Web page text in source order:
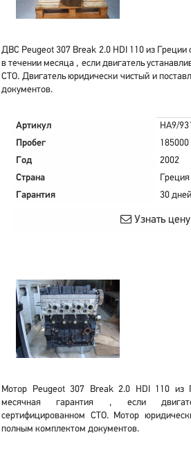
ДВС Peugeot 307 Break 2.0 HDI 110 из Греции
в течении месяца , если двигатель
СТО. Двигатель юридически чистый и
документов.
Артикул
HA9/
Пробег
185000
Год
2002
Страна
Греция
Гарантия
30 дней
Узнать цену
Мотор Peugeot 307 Break 2.0 HDI 110
месячная гарантия , если
сертифицированном СТО. Мотор
полным комплектом документов.